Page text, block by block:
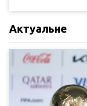
Актуальне